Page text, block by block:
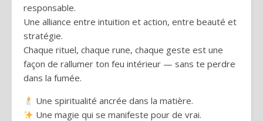
responsable.
Une alliance entre intuition et action, entre beauté et
stratégie.
Chaque rituel, chaque rune, chaque geste est une
façon de rallumer ton feu intérieur — sans te perdre
dans la fumée.
Une spiritualité ancrée dans la matière.
Une magie qui se manifeste pour de vrai.